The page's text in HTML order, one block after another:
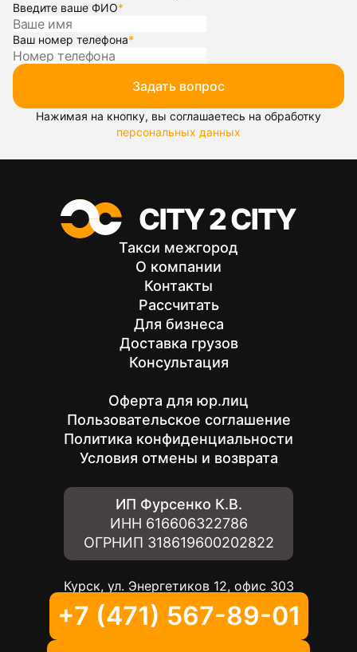
Введите ваше ФИО*
Ваш номер телефона*
Задать вопрос
Нажимая на кнопку, вы соглашаетесь на обработку
персональных данных
Такси межгород
О компании
Контакты
Рассчитать
Для бизнеса
Доставка грузов
Консультация
Оферта для юр.лиц
Пользовательское соглашение
Политика конфиденциальности
Условия отмены и возврата
ИП Фурсенко К.В.
ИНН 616606322786
ОГРНИП 318619600202822
Курск, ул. Энергетиков 12, офис 303
+7 (471) 567-89-01